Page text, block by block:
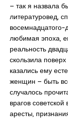
– так я назвала
литературовед,
восемнадцатого-
любимая эпоха,
реальность
скользила
казались ему
женщин – быть
случалось
врагов
аресты,